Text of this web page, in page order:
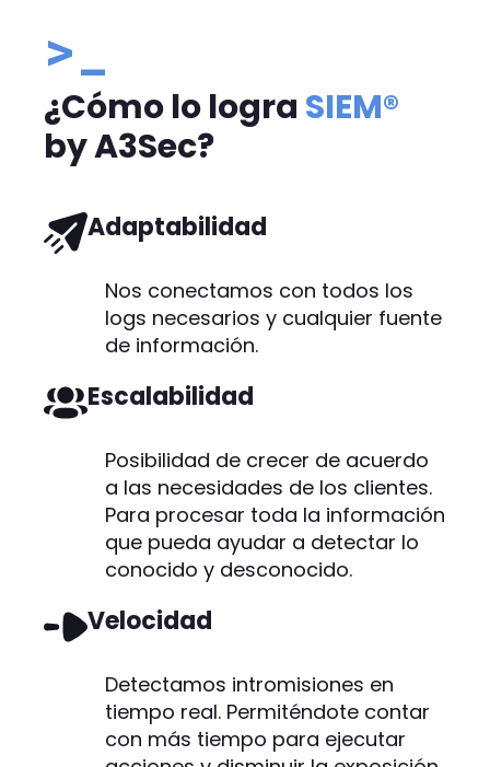
>_
¿Cómo lo logra SIEM®
by A3Sec?
Adaptabilidad
Nos conectamos con todos los
logs necesarios y cualquier fuente
de información.
Escalabilidad
Posibilidad de crecer de acuerdo
a las necesidades de los clientes.
Para procesar toda la información
que pueda ayudar a detectar lo
conocido y desconocido.
Velocidad
Detectamos intromisiones en
tiempo real. Permiténdote contar
con más tiempo para ejecutar